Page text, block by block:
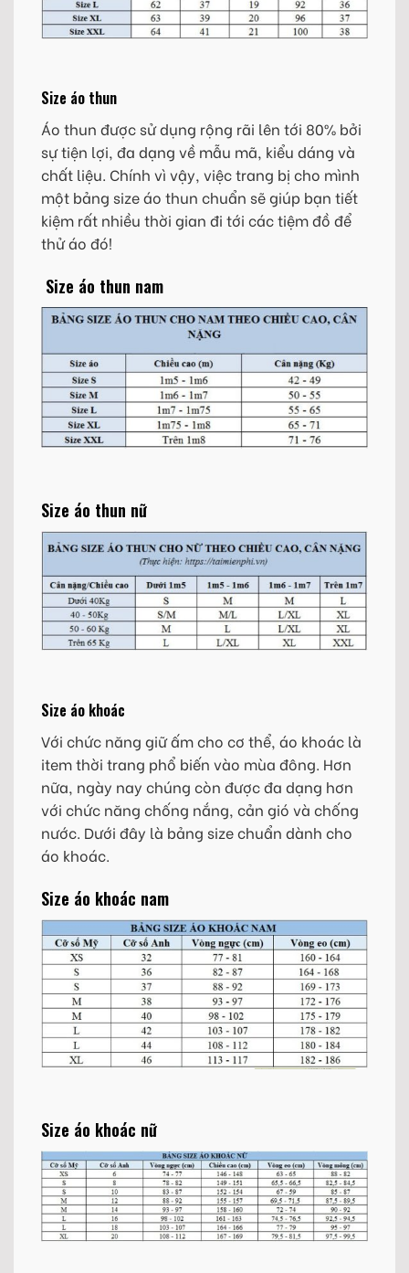
Size áo thun
Áo thun được sử dụng rộng rãi lên tới 80% bởi
sự tiện lợi, đa dạng về mẫu mã, kiểu dáng và
chất liệu. Chính vì vậy, việc trang bị cho mình
một bảng size áo thun chuẩn sẽ giúp bạn tiết
kiệm rất nhiều thời gian đi tới các tiệm đồ để
thử áo đó!
Size áo thun nam
Size áo thun nữ
Size áo khoác
Với chức năng giữ ấm cho cơ thể, áo khoác là
item thời trang phổ biến vào mùa đông. Hơn
nữa, ngày nay chúng còn được đa dạng hơn
với chức năng chống nắng, cản gió và chống
nước. Dưới đây là bảng size chuẩn dành cho
áo khoác.
Size áo khoác nam
Size áo khoác nữ